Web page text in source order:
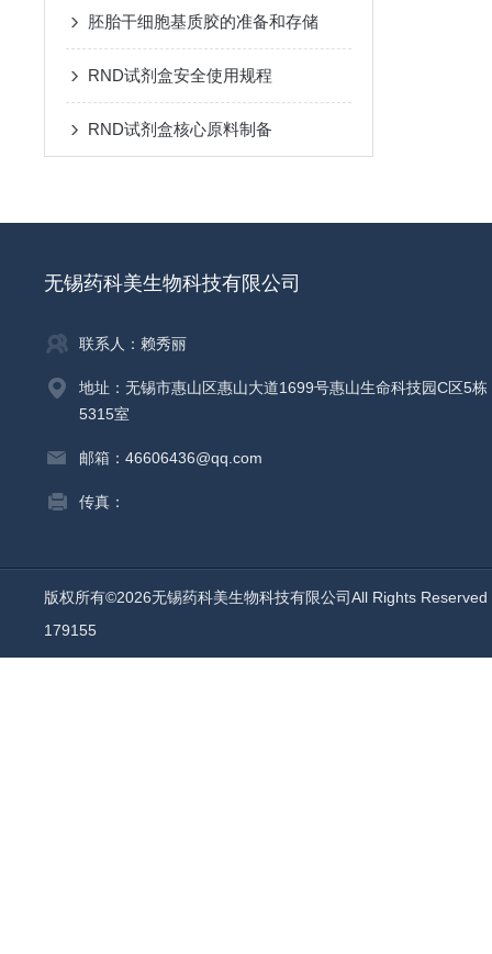
胚胎干细胞基质胶的准备和存储
RND试剂盒安全使用规程
RND试剂盒核心原料制备
无锡药科美生物科技有限公司
联系人：赖秀丽
地址：无锡市惠山区惠山大道1699号惠山生命科技园C区5栋
5315室
邮箱：46606436@qq.com
传真：
版权所有©2026无锡药科美生物科技有限公司All Rights
179155